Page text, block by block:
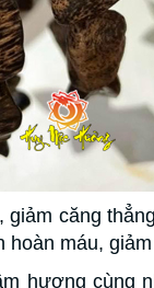
căng
máu,
hương cùng